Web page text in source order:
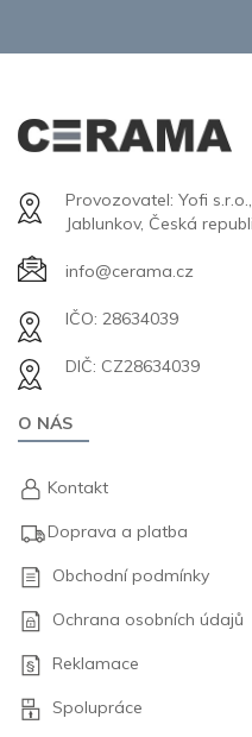
Provozovatel: Yofi
Jablunkov, Česká
info@cerama.cz
IČO: 28634039
DIČ: CZ28634039
O NÁS
Kontakt
Doprava a platba
Obchodní podmínky
Ochrana osobních údajů
Reklamace
Spolupráce